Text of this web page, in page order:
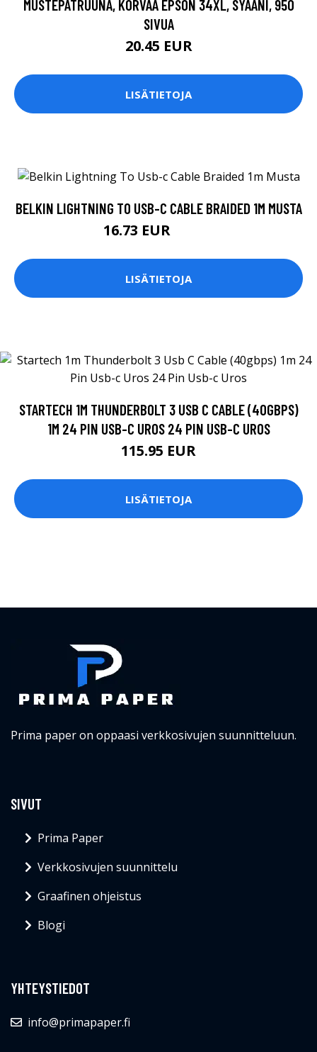
MUSTEPATRUUNA, KORVAA EPSON 34XL, SYAANI, 950
SIVUA
20.45 EUR
LISÄTIETOJA
BELKIN LIGHTNING TO USB-C CABLE BRAIDED 1M MUSTA
16.73 EUR
LISÄTIETOJA
STARTECH 1M THUNDERBOLT 3 USB C CABLE (40GBPS)
1M 24 PIN USB-C UROS 24 PIN USB-C UROS
115.95 EUR
LISÄTIETOJA
Prima paper on oppaasi verkkosivujen suunnitteluun.
SIVUT
Prima Paper
Verkkosivujen suunnittelu
Graafinen ohjeistus
Blogi
YHTEYSTIEDOT
info@primapaper.fi